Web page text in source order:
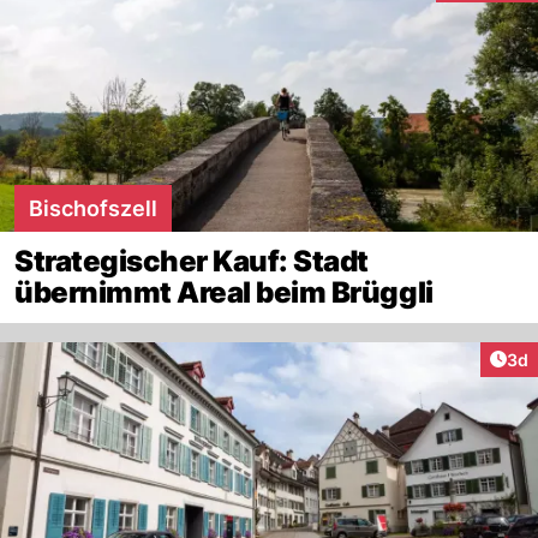
Bischofszell
Strategischer Kauf: Stadt
übernimmt Areal beim Brüggli
3d